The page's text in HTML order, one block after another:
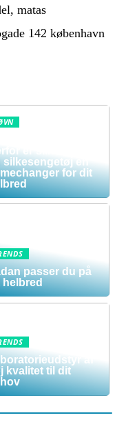
matas
142 københavn
er silkedyne
silkesengetøj en
for dit
passer du på
helbred
af
kvalitet til dit